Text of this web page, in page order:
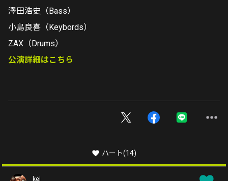
澤田浩史（Bass）
小島良喜（Keybords）
ZAX（Drums）
公演詳細はこちら
ハート(14)
kei